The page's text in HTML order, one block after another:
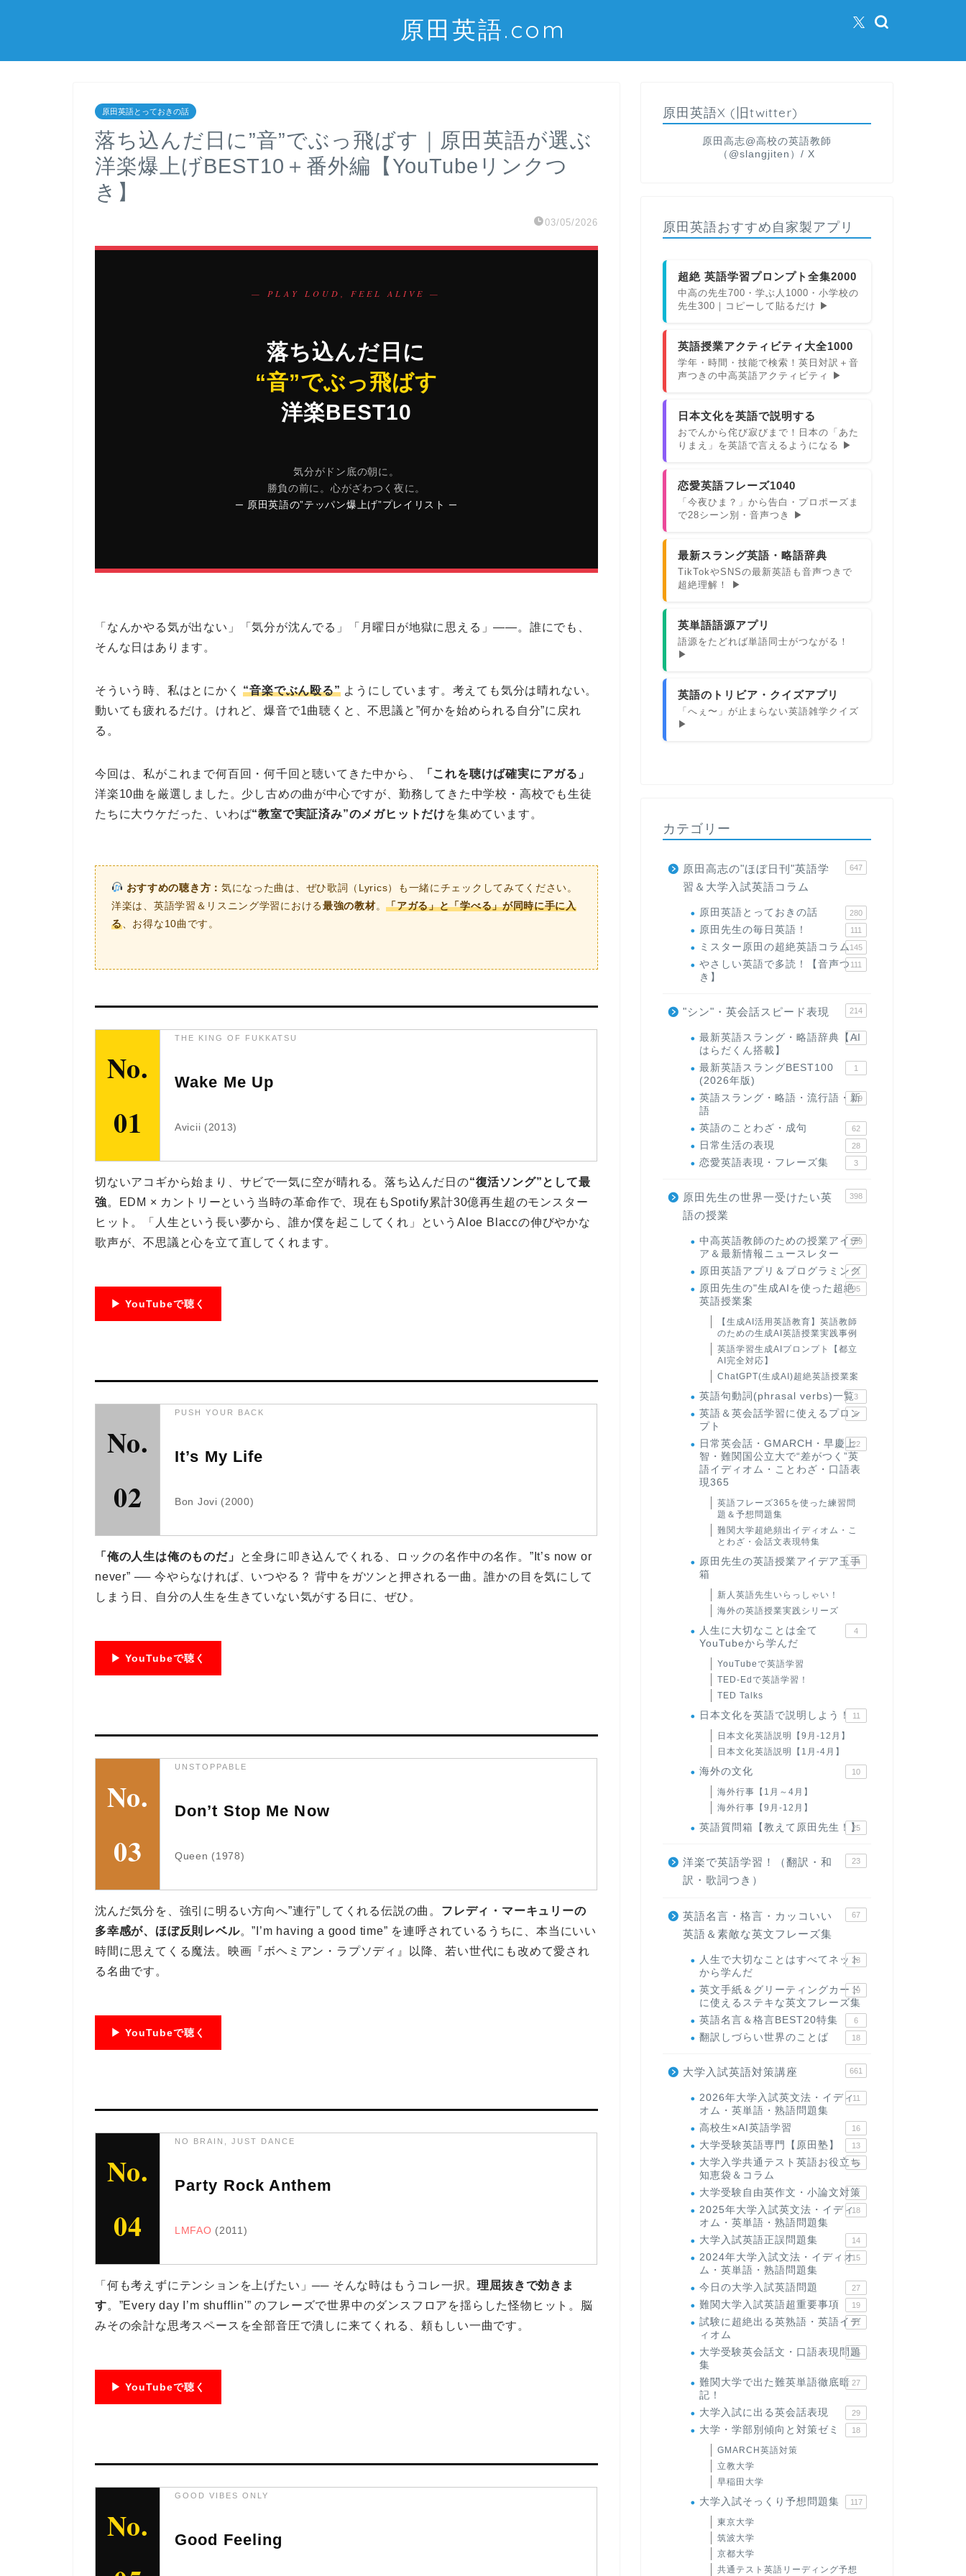
原田英語.com
原田英語とっておきの話
落ち込んだ日に”音”でぶっ飛ばす｜原田英語が選ぶ
洋楽爆上げBEST10＋番外編【YouTubeリンクつ
き】
03/05/2026
— PLAY LOUD, FEEL ALIVE —
落ち込んだ日に
“音”でぶっ飛ばす
洋楽BEST10
気分がドン底の朝に。
勝負の前に。心がざわつく夜に。
─ 原田英語の”テッパン爆上げ”プレイリスト ─
「なんかやる気が出ない」「気分が沈んでる」「月曜日が地獄に思える」――。誰にでも、
そんな日はあります。
そういう時、私はとにかく“音楽でぶん殴る”ようにしています。考えても気分は晴れない。
動いても疲れるだけ。けれど、爆音で1曲聴くと、不思議と”何かを始められる自分”に戻れ
る。
今回は、私がこれまで何百回・何千回と聴いてきた中から、
「これを聴けば確実にアガる」
洋楽10曲を厳選しました。少し古めの曲が中心ですが、勤務してきた中学校・高校でも生徒
たちに大ウケだった、いわば“教室で実証済み”のメガヒットだけを集めています。
おすすめの聴き方： 気になった曲は、ぜひ歌詞（Lyrics）も一緒にチェックしてみてください。
洋楽は、英語学習＆リスニング学習における最強の教材。「アガる」と「学べる」が同時に手に入
る、お得な10曲です。
No.
01
THE KING OF FUKKATSU
Wake Me Up
Avicii (2013)
切ないアコギから始まり、サビで一気に空が晴れる。落ち込んだ日の“復活ソング”として最
強。EDM × カントリーという当時の革命作で、現在もSpotify累計30億再生超のモンスター
ヒット。「人生という長い夢から、誰か僕を起こしてくれ」というAloe Blaccの伸びやかな
歌声が、不思議と心を立て直してくれます。
▶ YouTubeで聴く
No.
02
PUSH YOUR BACK
It’s My Life
Bon Jovi (2000)
「俺の人生は俺のものだ」
と全身に叩き込んでくれる、ロックの名作中の名作。”It’s now or
never” ── 今やらなければ、いつやる？ 背中をガツンと押される一曲。誰かの目を気にして
しまう日、自分の人生を生きていない気がする日に、ぜひ。
▶ YouTubeで聴く
No.
03
UNSTOPPABLE
Don’t Stop Me Now
Queen (1978)
沈んだ気分を、強引に明るい方向へ”連行”してくれる伝説の曲。 フレディ・マーキュリーの
多幸感が、ほぼ反則レベル。”I’m having a good time” を連呼されているうちに、本当にいい
時間に思えてくる魔法。映画『ボヘミアン・ラプソディ』以降、若い世代にも改めて愛され
る名曲です。
▶ YouTubeで聴く
No.
04
NO BRAIN, JUST DANCE
Party Rock Anthem
LMFAO (2011)
「何も考えずにテンションを上げたい」── そんな時はもうコレ一択。理屈抜きで効きま
す。”Every day I’m shufflin'” のフレーズで世界中のダンスフロアを揺らした怪物ヒット。脳
みその余計な思考スペースを全部音圧で潰しに来てくれる、頼もしい一曲です。
▶ YouTubeで聴く
No.
GOOD VIBES ONLY
Good Feeling
原田英語X (旧twitter)
原田高志@高校の英語教師
（@slangjiten）/ X
原田英語おすすめ自家製アプリ
超絶 英語学習プロンプト全集2000
中高の先生700・学ぶ人1000・小学校の
先生300｜コピーして貼るだけ ▶
英語授業アクティビティ大全1000
学年・時間・技能で検索！英日対訳＋音
声つきの中高英語アクティビティ ▶
日本文化を英語で説明する
おでんから侘び寂びまで！日本の「あた
りまえ」を英語で言えるようになる ▶
恋愛英語フレーズ1040
「今夜ひま？」から告白・プロポーズま
で28シーン別・音声つき ▶
最新スラング英語・略語辞典
TikTokやSNSの最新英語も音声つきで
超絶理解！ ▶
英単語語源アプリ
語源をたどれば単語同士がつながる！
▶
英語のトリビア・クイズアプリ
「へぇ〜」が止まらない英語雑学クイズ
▶
カテゴリー
原田高志の"ほぼ日刊"英語学
習＆大学入試英語コラム
647
原田英語とっておきの話 280
原田先生の毎日英語！ 111
ミスター原田の超絶英語コラム145
やさしい英語で多読！【音声つ
き】
111
"シン"・英会話スピード表現 214
最新英語スラング・略語辞典【AI
はらだくん搭載】
1
最新英語スラングBEST100
(2026年版)
1
英語スラング・略語・流行語・新
語
119
英語のことわざ・成句 62
日常生活の表現 28
恋愛英語表現・フレーズ集 3
原田先生の世界一受けたい英
語の授業
398
中高英語教師のための授業アイデ
ア＆最新情報ニュースレター
169
原田英語アプリ＆プログラミング
31
原田先生の"生成AIを使った超絶
英語授業案
95
【生成AI活用英語教育】英語教師
のための生成AI英語授業実践事例
英語学習生成AIプロンプト【都立
AI完全対応】
ChatGPT(生成AI)超絶英語授業案
英語句動詞(phrasal verbs)一覧3
英語＆英会話学習に使えるプロン
プト
6
日常英会話・GMARCH・早慶上
智・難関国公立大で“差がつく”英
語イディオム・ことわざ・口語表
現365
22
英語フレーズ365を使った練習問
題＆予想問題集
難関大学超絶頻出イディオム・こ
とわざ・会話文表現特集
原田先生の英語授業アイデア玉手
箱
24
新人英語先生いらっしゃい！
海外の英語授業実践シリーズ
人生に大切なことは全て
YouTubeから学んだ
4
YouTubeで英語学習
TED-Edで英語学習！
TED Talks
日本文化を英語で説明しよう！ 11
日本文化英語説明【9月-12月】
日本文化英語説明【1月-4月】
海外の文化 10
海外行事【1月～4月】
海外行事【9月-12月】
英語質問箱【教えて原田先生！】
25
洋楽で英語学習！（翻訳・和
訳・歌詞つき）
23
英語名言・格言・カッコいい
英語＆素敵な英文フレーズ集
67
人生で大切なことはすべてネット
から学んだ
23
英文手紙＆グリーティングカード
に使えるステキな英文フレーズ集
19
英語名言＆格言BEST20特集 6
翻訳しづらい世界のことば 18
大学入試英語対策講座 661
2026年大学入試英文法・イディ
オム・英単語・熟語問題集
11
高校生×AI英語学習 16
大学受験英語専門【原田塾】 13
大学入学共通テスト英語お役立ち
知恵袋＆コラム
45
大学受験自由英作文・小論文対策
8
2025年大学入試英文法・イディ
オム・英単語・熟語問題集
18
大学入試英語正誤問題集 14
2024年大学入試文法・イディオ
ム・英単語・熟語問題集
15
今日の大学入試英語問題 27
難関大学入試英語超重要事項 19
試験に超絶出る英熟語・英語イデ
ィオム
71
大学受験英会話文・口語表現問題
集
35
難関大学で出た難英単語徹底暗
記！
27
大学入試に出る英会話表現 29
大学・学部別傾向と対策ゼミ 18
GMARCH英語対策
立教大学
早稲田大学
大学入試そっくり予想問題集 117
東京大学
筑波大学
京都大学
共通テスト英語リーディング予想